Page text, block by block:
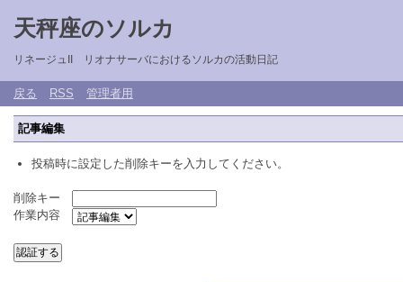
天秤座のソルカ
リネージュII リオナサーバにおけるソルカの活動日記
戻る RSS 管理者用
記事編集
投稿時に設定した削除キーを入力してください。
削除キー
作業内容